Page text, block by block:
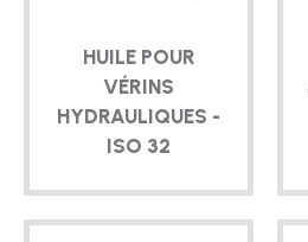
HUILE POUR
VÉRINS
HYDRAULIQUES -
ISO 32